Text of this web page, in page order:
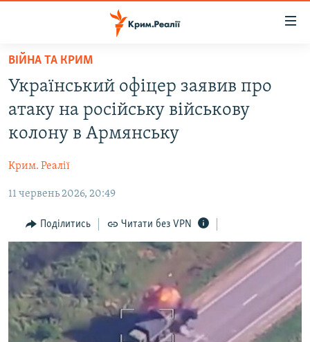
Перейти
основного
матеріалу
Перейти
до
основної
навігації
Перейти
пошуку
ВОДА.КРИМ
ВІДЕО ТА ФОТО
БЛОГИ
ПОГЛЯД
ІНТЕРВ'Ю
ВСЕ ЗА ДЕНЬ
СПЕЦПРОЕКТИ
ДЕПОРТАЦІЯ
ВІДЕОУРОКИ «ELIFBE»
ЯК ОБІЙТИ БЛОКУВАННЯ
Русский
ВІЙНА ТА КРИМ
Український офіцер заявив про
атаку на російську військову
колону в Армянську
Крим. Реалії
11 червень 2026, 20:49
Поділитись Читати без VPN